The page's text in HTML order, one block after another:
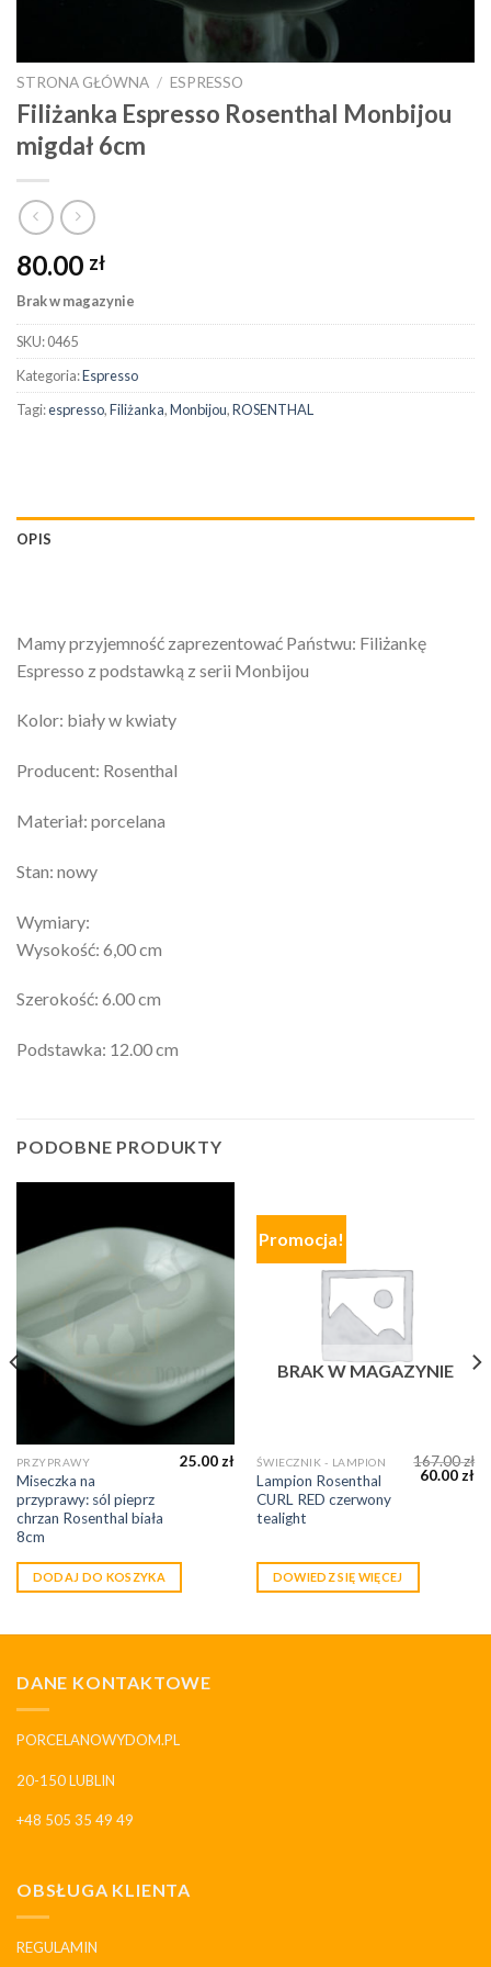
STRONA GŁÓWNA / ESPRESSO
Filiżanka Espresso Rosenthal Monbijou
migdał 6cm
80.00 zł
Brak w magazynie
SKU:0465
Kategoria:Espresso
Tagi:espresso,Filiżanka,Monbijou,ROSENTHAL
OPIS
Mamy przyjemność zaprezentować Państwu: Filiżankę
Espresso z podstawką z serii Monbijou
Kolor: biały w kwiaty
Producent: Rosenthal
Materiał: porcelana
Stan: nowy
Wymiary:
Wysokość: 6,00 cm
Szerokość: 6.00 cm
Podstawka: 12.00 cm
PODOBNE PRODUKTY
PRZYPRAWY
Miseczka na
przyprawy: sól pieprz
chrzan Rosenthal biała
8cm
25.00zł
DODAJ DO KOSZYKA
Promocja!
BRAK W MAGAZYNIE
ŚWIECZNIK - LAMPION
Lampion Rosenthal
CURL RED czerwony
tealight
167.00zł
60.00zł
DOWIEDZ SIĘ WIĘCEJ
DANE KONTAKTOWE
PORCELANOWYDOM.PL
20-150 LUBLIN
+48 505 35 49 49
OBSŁUGA KLIENTA
REGULAMIN